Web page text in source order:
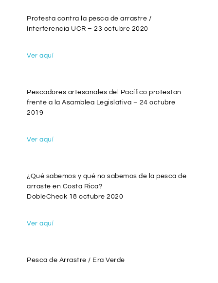
Protesta contra la pesca de arrastre /
Interferencia UCR – 23 octubre 2020
Ver aquí
Pescadores artesanales del Pacífico protestan
frente a la Asamblea Legislativa – 24 octubre
2019
Ver aquí
¿Qué sabemos y qué no sabemos de la pesca de
arraste en Costa Rica?
DobleCheck 18 octubre 2020
Ver aquí
Pesca de Arrastre / Era Verde